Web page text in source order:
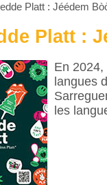
Platt : Jéédem
Platt :
En
langues
les